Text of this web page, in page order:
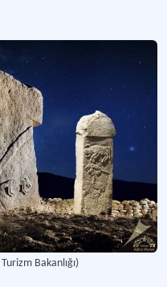
Bakanlığı)